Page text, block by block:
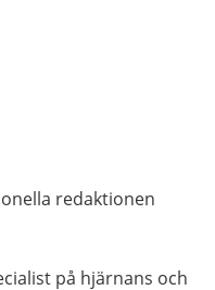
redaktionen
på hjärnans och